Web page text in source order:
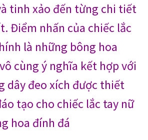
tinh xảo đến từng chi tiết
Điểm nhấn của chiếc lắc
là những bông hoa
cùng ý nghĩa kết hợp với
dây đeo xích được thiết
tạo cho chiếc lắc tay nữ
hoa đính đá